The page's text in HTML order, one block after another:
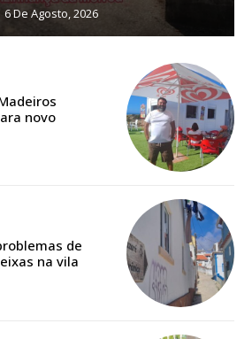
Assinatura
de Cister e ajude-nos a manter este serviço
o plano de assinatura desejado:
6 De Agosto, 2026
novo
de
na vila